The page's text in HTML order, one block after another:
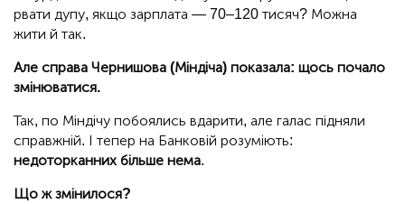
рвати дупу, якщо зарплата — 70–120 тисяч? Можна
жити й так.
Але справа Чернишова (Міндіча) показала: щось почало
змінюватися.
Так, по Міндічу побоялись вдарити, але галас підняли
справжній. І тепер на Банковій розуміють:
недоторканних більше нема.
Що ж змінилося?